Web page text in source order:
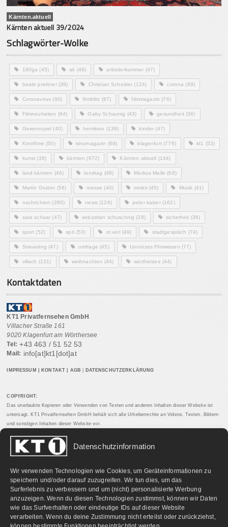
Datenschutzinformation
Wir verwenden Technologien wie Cookies, um Geräteinformationen zu
speichern und/oder darauf zuzugreifen. Wir tun dies, um das
Surferlebnis zu verbessern und um (nicht) personalisierte Werbung
anzuzeigen. Wenn du diesen Technologien zustimmst, können wir Daten
wie das Surfverhalten oder eindeutige IDs auf dieser Website
verarbeiten. Wenn du deine Zustimmung nicht erteilst oder zurückziehst,
Kärnten.aktuell
Kärnten aktuell 39/2024
Schlagwörter-Wolke
180ga (45) ak (48) arbeiterkammer (47)
beate prettner(38) Christian Scheider (124) corona (69)
Coronavirus (90) filmblitz (87) filmmagazin (76)
Filmneuheiten (64) Gaby Schaunig (43) gesundheit(36)
Gewinnspiel (40) heimkino (138) kinder (47)
Kinofilme (50) kinomagazin (69) klagenfurt(776) kt1 (53)
kunst (38) kärnten (672) Kärnten aktuell (144)
land kärnten (46) landtag (49) Markus Malle (68)
Martin Gruber (58) messe (40) mmkk(45) Musik (41)
nachrichten (280) news(126) peter kaiser(162)
sara schaar (47) sebastian schuschnig (38) sicherheit (36)
sport (52) spö (53) st.veit(49) stadtgespräch (74)
Streaming (47) umfrage (45) Unnützes Filmwissen (77)
villach (131) weihnachten (44) wörthersee (44)
Kontaktdaten
KT1 Privatfernsehen GmbH
Villacher Straße 161
9020 Klagenfurt am Wörthersee
Tel: +43 463 / 51 52 53
Mail: info[at]kt1[dot]at
IMPRESSUM KONTAKT AGB DATENSCHUTZERKLÄRUNG
COPYRIGHT:
Das unerlaubte Kopieren oder Verwenden von Texten und anderen Inhalten dieser Website ist
untersagt. KT1 Privatfernsehen GmbH behält sich alle Urheberrechte an Videos, Texten, Bildern
und sonstigen Inhalten dieser Website vor.
PARTNERLINKS: